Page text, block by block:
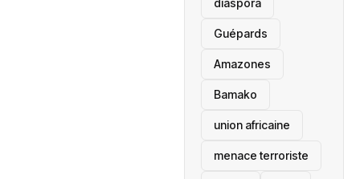
Guépards
Amazones
Bamako
union africaine
menace terroriste